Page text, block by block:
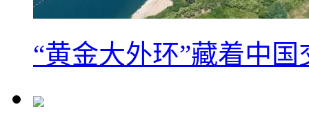
“黄金大外环”藏着中